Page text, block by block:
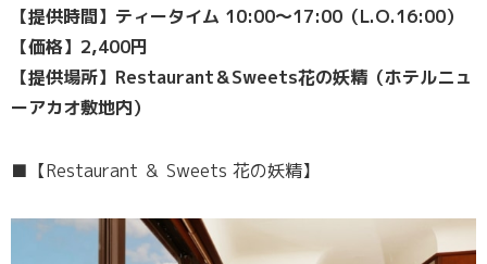
【提供時間】ティータイム 10:00〜17:00（L.O.16:00）
【価格】2,400円
【提供場所】Restaurant＆Sweets花の妖精（ホテルニュ
ーアカオ敷地内）
■【Restaurant ＆ Sweets 花の妖精】